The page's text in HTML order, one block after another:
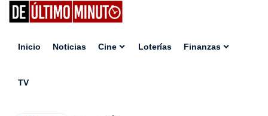
Inicio Noticias Cine Loterías Finanzas
TV